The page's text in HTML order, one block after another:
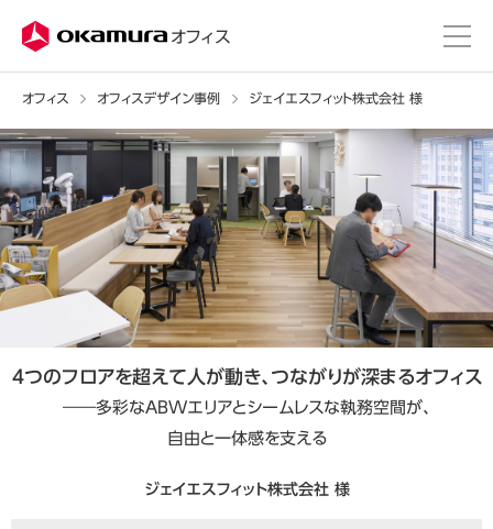
オフィス
オフィス オフィスデザイン事例 ジェイエスフィット株式会社 様
４つのフロアを超えて人が動き、 つながりが深まるオフィス
――多彩なABWエリアとシームレスな執務空間が、
自由と一体感を支える
ジェイエスフィット株式会社 様